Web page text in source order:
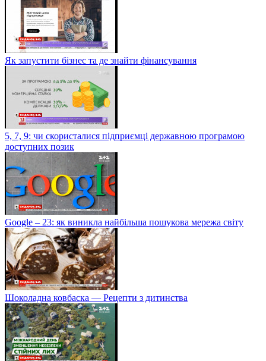
Як запустити бізнес та де знайти фінансування
5, 7, 9: чи скористалися підприємці державною програмою
доступних позик
Google – 23: як виникла найбільша пошукова мережа світу
Шоколадна ковбаска — Рецепти з дитинства